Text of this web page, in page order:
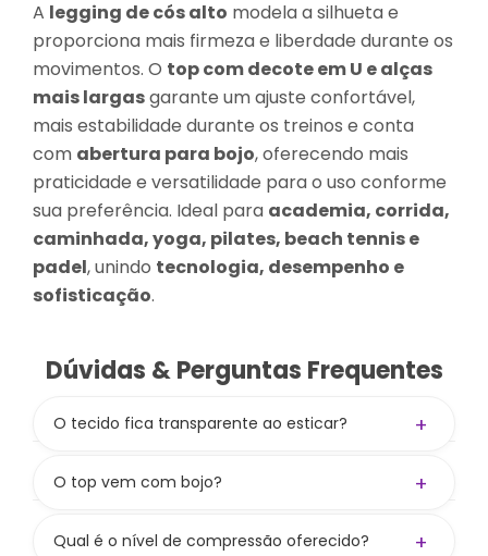
A legging de cós alto modela a silhueta e
proporciona mais firmeza e liberdade durante os
movimentos. O top com decote em U e alças
mais largasgarante um ajuste confortável,
mais estabilidade durante os treinos e conta
com abertura para bojo, oferecendo mais
praticidade e versatilidade para o uso conforme
sua preferência. Ideal para academia, corrida,
caminhada, yoga, pilates, beach tennis e
padel, unindo tecnologia, desempenho e
sofisticação.
Dúvidas & Perguntas Frequentes
O tecido fica transparente ao esticar? +
composição84% PES / 16% PUE
O top vem com bojo? +
entrada para colocar e oferece boa
Qual é o nível de compressão oferecido? +